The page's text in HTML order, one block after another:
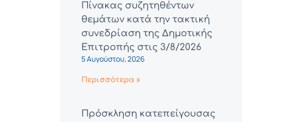
Πίνακας συζητηθέντων
θεμάτων κατά την τακτική
συνεδρίαση της Δημοτικής
Επιτροπής στις 3/8/2026
5 Αυγούστου, 2026
Περισσότερα »
Πρόσκληση κατεπείγουσας